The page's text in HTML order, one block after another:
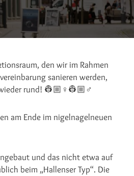
den wir im Rahmen
sanieren werden,
rund! 👷🏼♀️👷🏼♂️
am Ende im nigelnagelneuen
und das nicht etwa auf
beim „Hallenser Typ“. Die